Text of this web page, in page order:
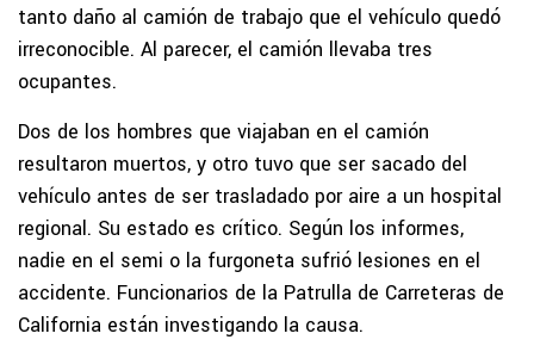
tanto daño al camión de trabajo que el vehículo quedó
irreconocible. Al parecer, el camión llevaba tres
ocupantes.
Dos de los hombres que viajaban en el camión
resultaron muertos, y otro tuvo que ser sacado del
vehículo antes de ser trasladado por aire a un hospital
regional. Su estado es crítico. Según los informes,
nadie en el semi o la furgoneta sufrió lesiones en el
accidente. Funcionarios de la Patrulla de Carreteras de
California están investigando la causa.